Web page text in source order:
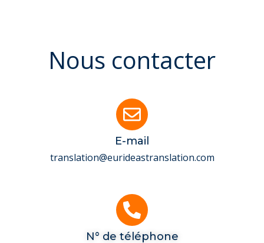
Nous contacter
E-mail
translation@eurideastranslation.com
N° de téléphone